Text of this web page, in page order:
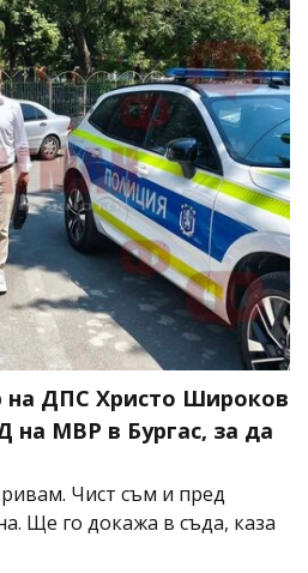
на ДПС Христо Широков
на МВР в Бургас, за да
Чист съм и пред
Ще го докажа в съда, каза